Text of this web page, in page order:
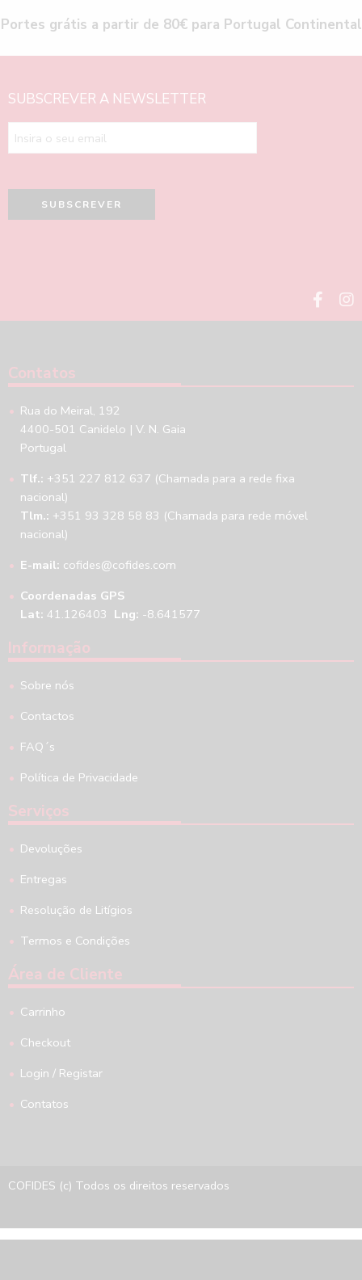
Portes grátis a partir de 80€ para Portugal Continental
SUBSCREVER A NEWSLETTER
Contatos
Rua do Meiral, 192
4400-501 Canidelo | V. N. Gaia
Portugal
Tlf.: +351 227 812 637 (Chamada para a rede fixa
nacional)
Tlm.: +351 93 328 58 83 (Chamada para rede móvel
nacional)
E-mail: cofides@cofides.com
Coordenadas GPS
Lat: 41.126403 Lng: -8.641577
Informação
Sobre nós
Contactos
FAQ´s
Política de Privacidade
Serviços
Devoluções
Entregas
Resolução de Litígios
Termos e Condições
Área de Cliente
Carrinho
Checkout
Login / Registar
Contatos
COFIDES (c) Todos os direitos reservados